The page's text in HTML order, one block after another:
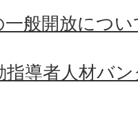
般開放につい
導者人材バ